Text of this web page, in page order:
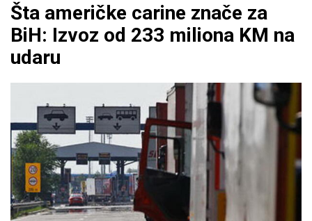
Šta američke carine znače za
BiH: Izvoz od 233 miliona KM na
udaru